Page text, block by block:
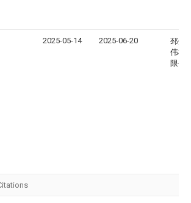
2025-05-14 2025-06-20
邳州
伟模
限公